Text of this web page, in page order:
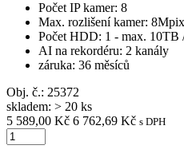
Počet IP kamer: 8
Max. rozlišení kamer: 8Mpix
Počet HDD: 1 - max. 10TB
AI na rekordéru: 2 kanály
záruka: 36 měsíců
Obj. č.: 25372
skladem: > 20 ks
5 589,00 Kč 6 762,69 Kč s DPH